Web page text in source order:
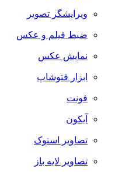
ویرایشگر تصویر
ضبط فيلم و عكس
نمایش عکس
ابزار فتوشاپ
فونت
آیکون
تصاویر استوک
تصاویر لایه باز